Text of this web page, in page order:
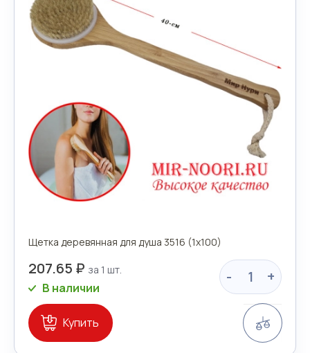
Щетка деревянная для душа 3516 (1х100)
207.65 ₽ - +
В наличии
Купить